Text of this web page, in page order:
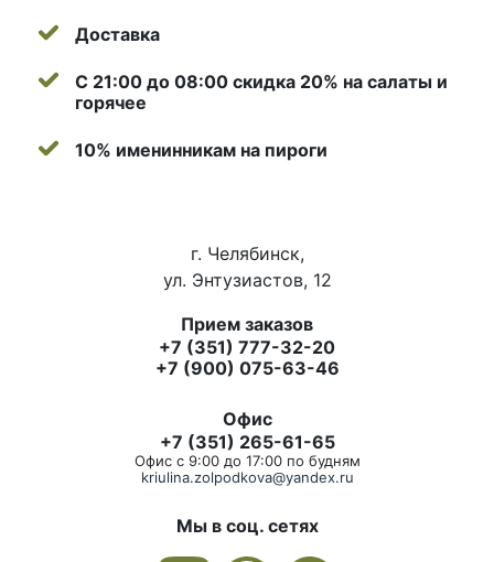
Доставка
С 21:00 до 08:00 скидка 20% на салаты и
горячее
10% именинникам на пироги
г. Челябинск,
ул. Энтузиастов, 12
Прием заказов
+7 (351) 777-32-20
+7 (900) 075-63-46
Офис
+7 (351) 265-61-65
Офис с 9:00 до 17:00 по будням
kriulina.zolpodkova@yandex.ru
Мы в соц. сетях